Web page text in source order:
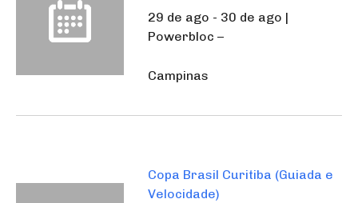
29 de ago - 30 de ago |
Powerbloc –
Campinas
Copa Brasil Curitiba (Guiada e
Velocidade)